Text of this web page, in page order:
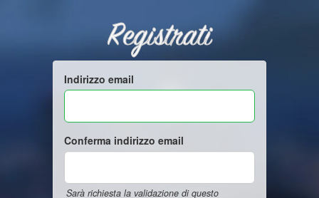
Registrati
Indirizzo email
Conferma indirizzo email
Sarà richiesta la validazione di questo